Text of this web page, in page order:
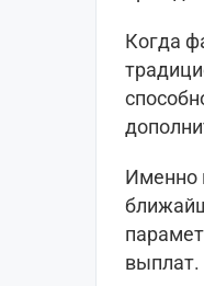
Когда
Именно
выплат.